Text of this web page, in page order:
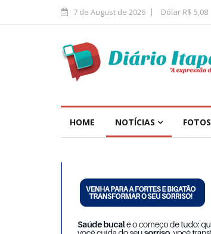
7 de August de 2026 Dólar R$ 5,08
HOME NOTÍCIAS FOTOS